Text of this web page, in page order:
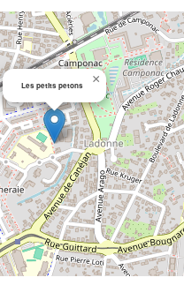
Les petits petons ×